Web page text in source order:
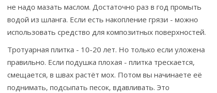
не надо мазать маслом. Достаточно раз в год промыть
водой из шланга. Если есть накопление грязи - можно
использовать средство для композитных поверхностей.
Тротуарная плитка - 10-20 лет. Но только если уложена
правильно. Если подушка плохая - плитка трескается,
смещается, в швах растёт мох. Потом вы начинаете её
поднимать, подсыпать песок, вдавливать. Это